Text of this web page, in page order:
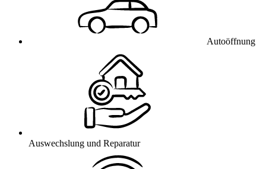
Autoöffnung
Auswechslung und Reparatur